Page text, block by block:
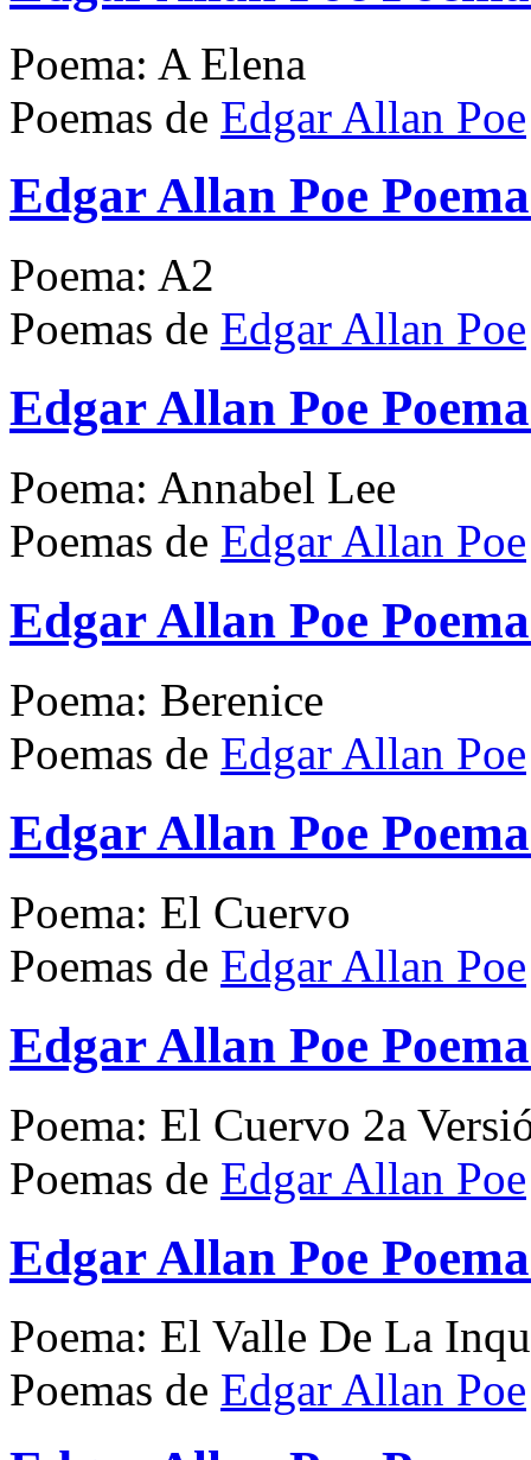
Poema: A Elena
Poemas de Edgar Allan Poe
Edgar Allan Poe
Poema: A2
Poemas de Edgar Allan Poe
Edgar Allan Poe
Poema: Annabel Lee
Poemas de Edgar Allan Poe
Edgar Allan Poe
Poema: Berenice
Poemas de Edgar Allan Poe
Edgar Allan Poe
Poema: El Cuervo
Poemas de Edgar Allan Poe
Edgar Allan Poe
Poema: El Cuervo 2a
Poemas de Edgar Allan Poe
Edgar Allan Poe
Poema: El Valle De La
Poemas de Edgar Allan Poe